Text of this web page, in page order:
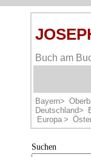
Buch am
Bayern>
Deutschland>
Europa >
Suchen